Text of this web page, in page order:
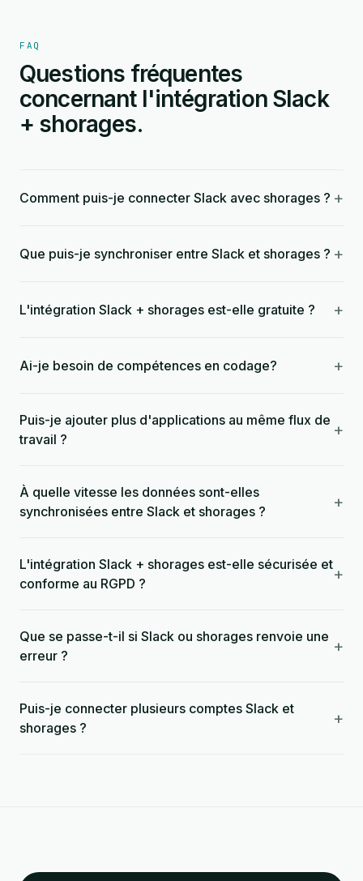
FAQ
Questions fréquentes
concernant l'intégration Slack
+ shorages.
Comment puis-je connecter Slack avec shorages ? +
Que puis-je synchroniser entre Slack et shorages ? +
L'intégration Slack + shorages est-elle gratuite ? +
Ai-je besoin de compétences en codage? +
Puis-je ajouter plus d'applications au même flux de
travail ?
+
À quelle vitesse les données sont-elles
synchronisées entre Slack et shorages ?
+
L'intégration Slack + shorages est-elle sécurisée et
conforme au RGPD ?
+
Que se passe-t-il si Slack ou shorages renvoie une
erreur ?
+
Puis-je connecter plusieurs comptes Slack et
shorages ?
+